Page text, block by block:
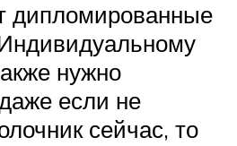
дипломированные
нужно
если не
сейчас, то